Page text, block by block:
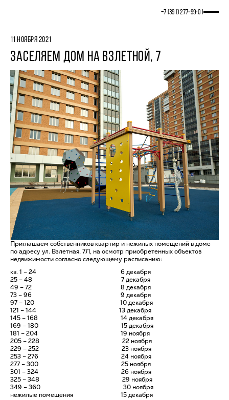
+7 (391) 277‒99‒01
11 НОЯБРЯ 2021
ЗАСЕЛЯЕМ ДОМ НА ВЗЛЕТНОЙ, 7
Приглашаем собственников квартир и нежилых помещений в доме
по адресу ул. Взлетная, 7Л, на осмотр приобретенных объектов
недвижимости согласно следующему расписанию:
кв. 1 – 24 6 декабря
25 – 48 7 декабря
49 – 72 8 декабря
73 – 96 9 декабря
97 – 120 10 декабря
121 – 144 13 декабря
145 – 168 14 декабря
169 – 180 15 декабря
181 – 204 19 ноября
205 – 228 22 ноября
229 – 252 23 ноября
253 – 276 24 ноября
277 – 300 25 ноября
301 – 324 26 ноября
325 – 348 29 ноября
349 – 360 30 ноября
нежилые помещения 15 декабря